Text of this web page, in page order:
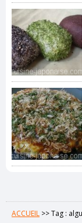
ACCUEIL >>Tag :